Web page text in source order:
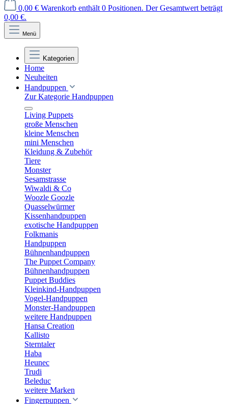
0,00 € Warenkorb enthält 0 Positionen. Der Gesamtwert beträgt
0,00 €.
Menü
Kategorien
Home
Neuheiten
Handpuppen
Zur Kategorie Handpuppen
Living Puppets
große Menschen
kleine Menschen
mini Menschen
Kleidung & Zubehör
Tiere
Monster
Sesamstrasse
Wiwaldi & Co
Woozle Goozle
Quasselwürmer
Kissenhandpuppen
exotische Handpuppen
Folkmanis
Handpuppen
Bühnenhandpuppen
The Puppet Company
Bühnenhandpuppen
Puppet Buddies
Kleinkind-Handpuppen
Vogel-Handpuppen
Monster-Handpuppen
weitere Handpuppen
Hansa Creation
Kallisto
Sterntaler
Haba
Heunec
Trudi
Beleduc
weitere Marken
Fingerpuppen